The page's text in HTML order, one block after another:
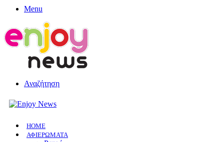
Menu
Αναζήτηση
HOME
ΑΦΙΕΡΩΜΑΤΑ